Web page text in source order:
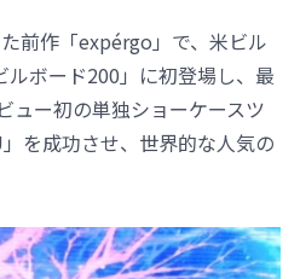
前作「expérgo」で、米ビル
ボード200」に初登場し、最
ュー初の単独ショーケースツ
を成功させ、世界的な人気の